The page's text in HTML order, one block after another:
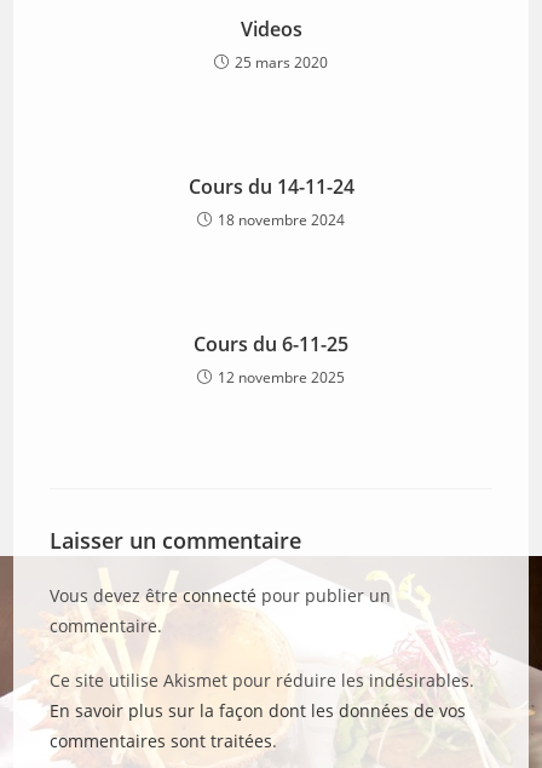
Videos
25 mars 2020
Cours du 14-11-24
18 novembre 2024
Cours du 6-11-25
12 novembre 2025
Laisser un commentaire
Vous devez êtreconnecté pour publier un
commentaire.
Ce site utilise Akismet pour réduire les indésirables.
En savoir plus sur la façon dont les données de vos
commentaires sont traitées.